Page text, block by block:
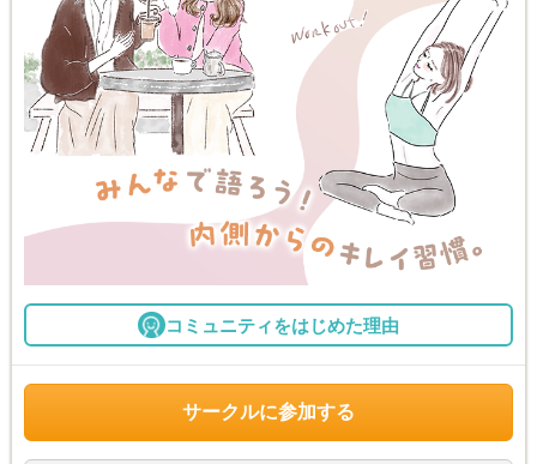
コミュニティをはじめた理由
サークルに参加する